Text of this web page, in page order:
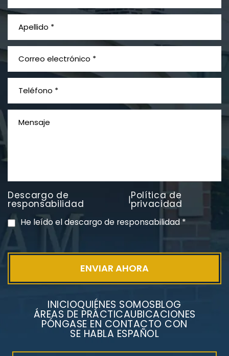
¿Qué es el mesotelioma?
PVC Cloruro de polivinilo
Exposición
Descargo de
responsabilidad |Política de
privacidad
He leído el descargo de responsabilidad*
INICIOQUIÉNES SOMOSBLOG
ÁREAS DE PRÁCTICAUBICACIONES
PÓNGASE EN CONTACTO CON
SE HABLA ESPAÑOL